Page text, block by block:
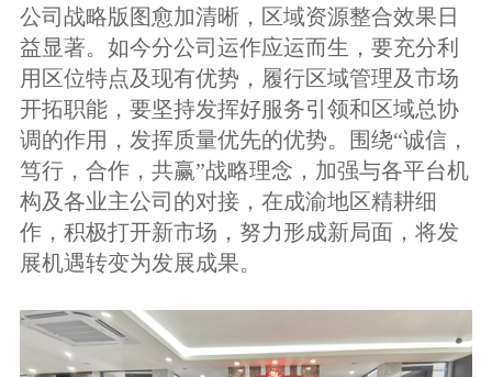
公司战略版图愈加清晰，区域资源整合效果日
益显著。如今分公司运作应运而生，要充分利
用区位特点及现有优势，履行区域管理及市场
开拓职能，要坚持发挥好服务引领和区域总协
调的作用，发挥质量优先的优势。围绕“诚信，
笃行，合作，共赢”战略理念，加强与各平台机
构及各业主公司的对接，在成渝地区精耕细
作，积极打开新市场，努力形成新局面，将发
展机遇转变为发展成果。